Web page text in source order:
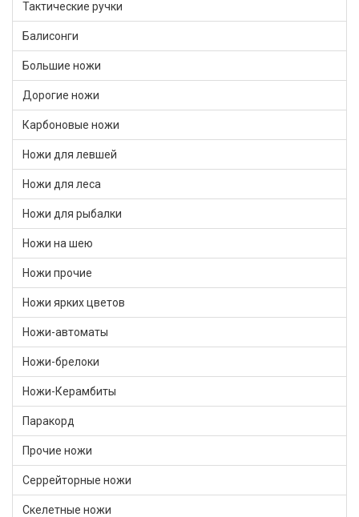
Тактические ручки
Балисонги
Большие ножи
Дорогие ножи
Карбоновые ножи
Ножи для левшей
Ножи для леса
Ножи для рыбалки
Ножи на шею
Ножи прочие
Ножи ярких цветов
Ножи-автоматы
Ножи-брелоки
Ножи-Керамбиты
Паракорд
Прочие ножи
Серрейторные ножи
Скелетные ножи